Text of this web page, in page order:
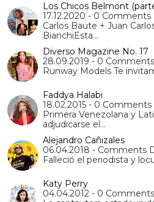
Los Chicos Belmont
17.12.2020 - 0 Comments
Carlos Baute + Juan
BianchiEsta…
Diverso Magazine No. 17
28.09.2019 - 0 Comments
Runway Models Te
Faddya Halabi
18.02.2015 - 0 Comments
Primera Venezolana y
adjudicarse el…
Alejandro Cañizales
06.04.2018 - Comments
Falleció el periodista y
Katy Perry
04.04.2012 - 0 Comments